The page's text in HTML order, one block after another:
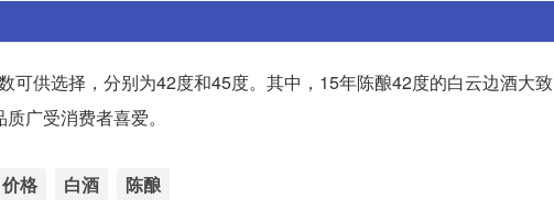
可供选择，分别为42度和45度。其中，15年陈酿42度的白云边酒大致
广受消费者喜爱。
价格 白酒 陈酿